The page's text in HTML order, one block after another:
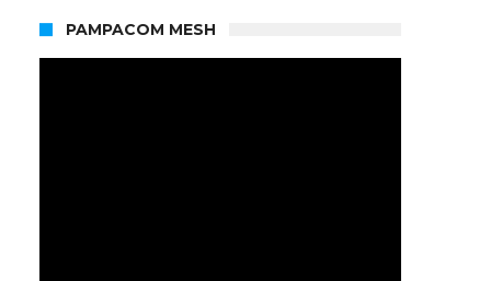
PAMPACOM MESH